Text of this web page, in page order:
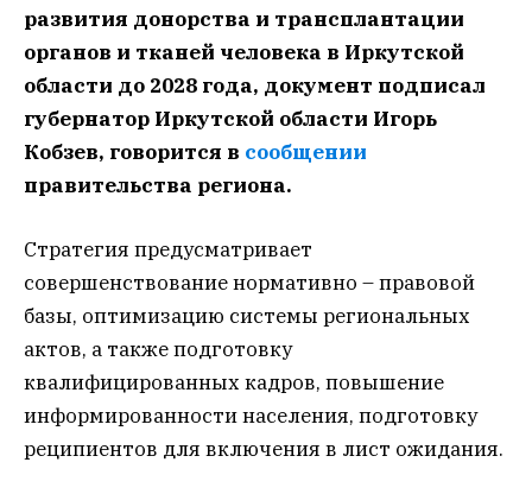
развития донорства и трансплантации
органов и тканей человека в Иркутской
области до 2028 года, документ подписал
губернатор Иркутской области Игорь
Кобзев, говорится в сообщении
правительства региона.
Стратегия предусматривает
совершенствование нормативно – правовой
базы, оптимизацию системы региональных
актов, а также подготовку
квалифицированных кадров, повышение
информированности населения, подготовку
реципиентов для включения в лист ожидания.